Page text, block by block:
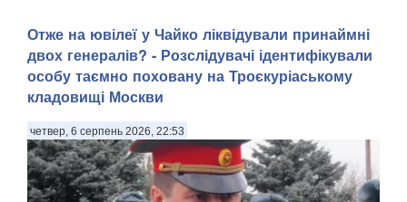
Отже на ювілеї у Чайко ліквідували принаймні
двох генералів? - Розслідувачі ідентифікували
особу таємно поховану на Троєкуріаському
кладовищі Москви
четвер, 6 серпень 2026, 22:53